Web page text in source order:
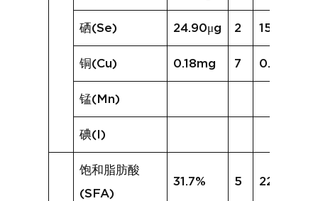
硒(Se) 24.90μg 2 15.97μg
铜(Cu) 0.18mg 7 0.25mg
锰(Mn)
碘(I)
饱和脂肪酸
(SFA)
31.7% 5 22.8%